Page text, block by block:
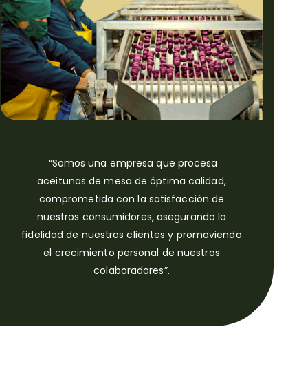
“Somos una empresa que procesa
aceitunas de mesa de óptima calidad,
comprometida con la satisfacción de
nuestros consumidores, asegurando la
fidelidad de nuestros clientes y promoviendo
el crecimiento personal de nuestros
colaboradores”.